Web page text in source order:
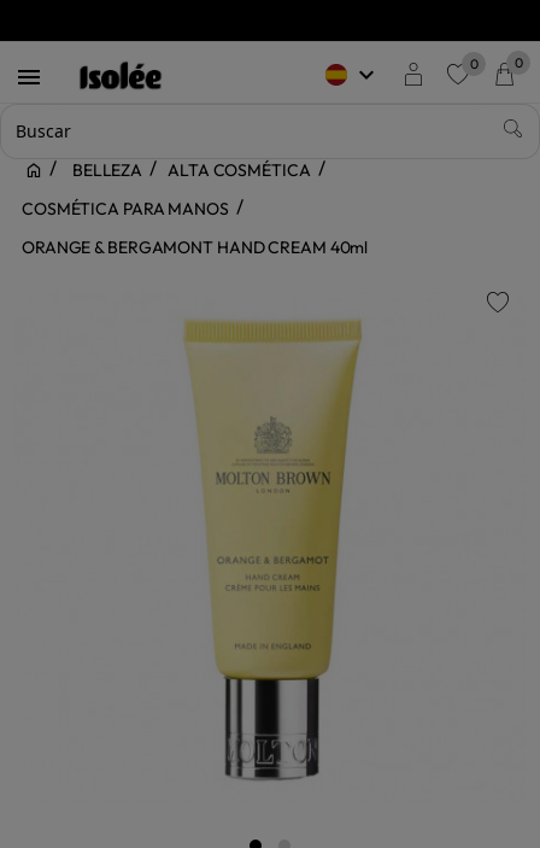
 keyboard_arrow_down 0 0
BELLEZA
ALTA COSMÉTICA
COSMÉTICA PARA MANOS
ORANGE & BERGAMONT HAND CREAM 40ml